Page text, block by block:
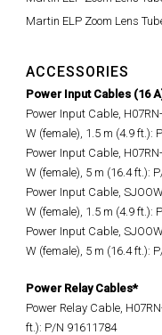
Martin ELP Zoom Lens
ACCESSORIES
Power Input Cables (16
Power Input Cable,
W (female), 1.5 m (4.9 ft.):
Power Input Cable,
W (female), 5 m (16.4 ft.):
Power Input Cable,
W (female), 1.5 m (4.9 ft.):
Power Input Cable,
W (female), 5 m (16.4 ft.):
Power Relay Cables*
Power Relay Cable,
ft.): P/N 91611784